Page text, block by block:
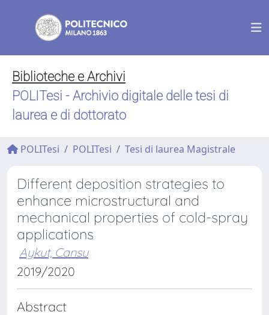
Biblioteche e Archivi
POLITesi - Archivio digitale delle tesi di
laurea e di dottorato
POLITesi POLITesi Tesi di laurea Magistrale
Different deposition strategies to
enhance microstructural and
mechanical properties of cold-spray
applications
Aykut, Cansu
2019/2020
Abstract